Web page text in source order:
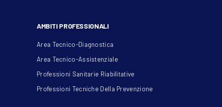
AMBITI PROFESSIONALI
Area Tecnico-Diagnostica
Area Tecnico-Assistenziale
Professioni Sanitarie Riabilitative
Professioni Tecniche Della Prevenzione